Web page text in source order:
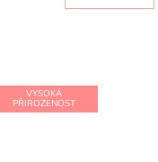
VYSOKÁ
PŘIROZENOST